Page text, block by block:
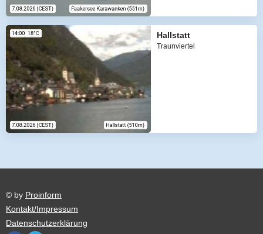
Hallstatt
Traunviertel
© by Proinform
Kontakt/Impressum
Datenschutzerklärung